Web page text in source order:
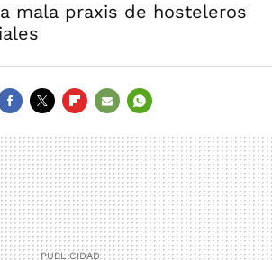
mala praxis de hosteleros
MAIL